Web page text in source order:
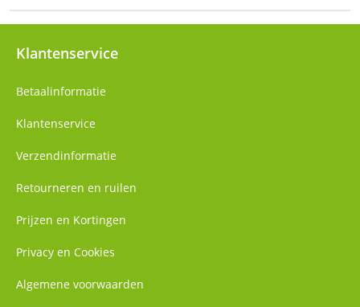
Klantenservice
Betaalinformatie
Klantenservice
Verzendinformatie
Retourneren en ruilen
Prijzen en Kortingen
Privacy en Cookies
Algemene voorwaarden